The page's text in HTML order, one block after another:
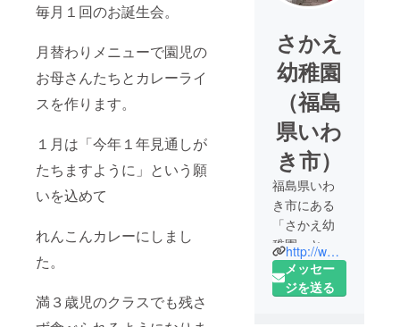
毎月１回のお誕生会。
月替わりメニューで園児の
お母さんたちとカレーライ
スを作ります。
１月は「今年１年見通しが
たちますように」という願
いを込めて
れんこんカレーにしまし
た。
満３歳児のクラスでも残さ
さかえ
幼稚園
（福島
県いわ
き市）
福島県いわ
き市にある
「さかえ幼
稚園」と
「みらい保
育園」で
http://www.fukushiyo.org/sakae/
メッセー
ジを送る